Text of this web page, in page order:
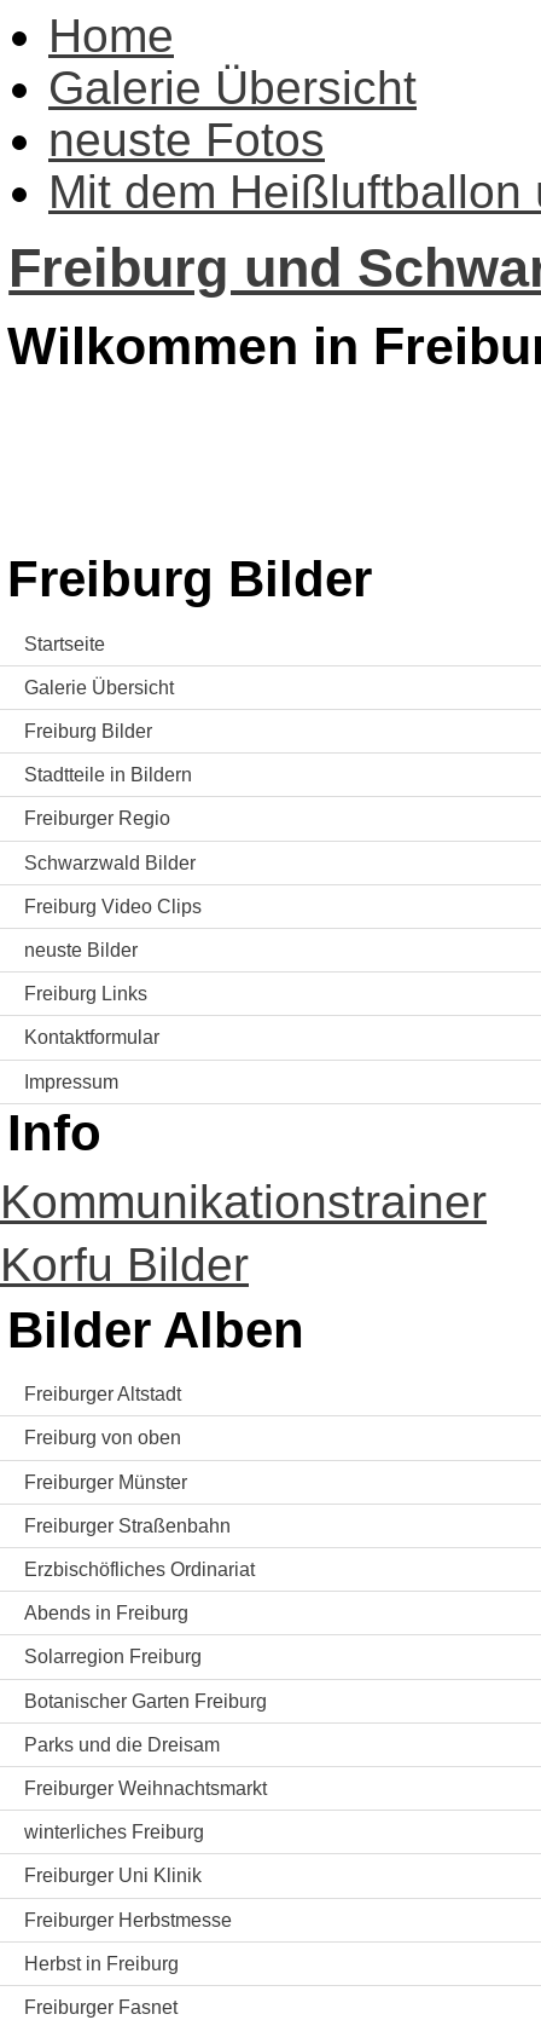
Home
Galerie Übersicht
neuste Fotos
Mit dem Heißluftballon
Freiburg und
Wilkommen in
Freiburg Bilder
Startseite
Galerie Übersicht
Freiburg Bilder
Stadtteile in Bildern
Freiburger Regio
Schwarzwald Bilder
Freiburg Video Clips
neuste Bilder
Freiburg Links
Kontaktformular
Impressum
Info
Kommunikationstrainer
Korfu Bilder
Bilder Alben
Freiburger Altstadt
Freiburg von oben
Freiburger Münster
Freiburger Straßenbahn
Erzbischöfliches Ordinariat
Abends in Freiburg
Solarregion Freiburg
Botanischer Garten Freiburg
Parks und die Dreisam
Freiburger Weihnachtsmarkt
winterliches Freiburg
Freiburger Uni Klinik
Freiburger Herbstmesse
Herbst in Freiburg
Freiburger Fasnet